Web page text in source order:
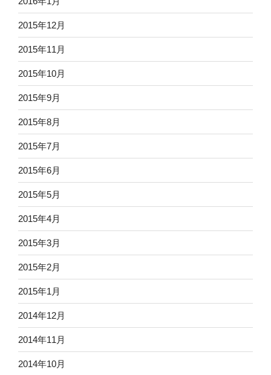
2015年12月
2015年11月
2015年10月
2015年9月
2015年8月
2015年7月
2015年6月
2015年5月
2015年4月
2015年3月
2015年2月
2015年1月
2014年12月
2014年11月
2014年10月